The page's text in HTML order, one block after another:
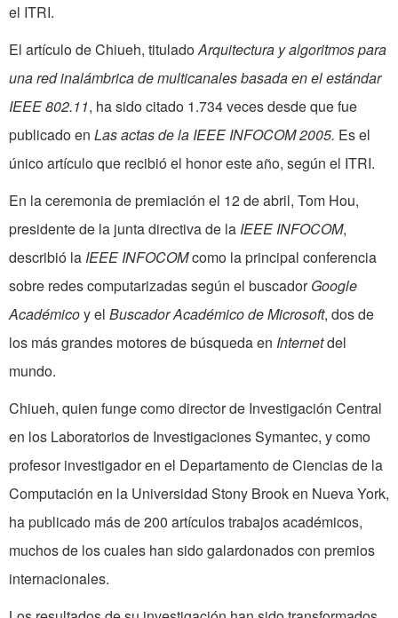
el ITRI.
El artículo de Chiueh, tituladoArquitectura y algoritmos para
una red inalámbrica de multicanales basada en el estándar
IEEE 802.11, ha sido citado 1.734 veces desde que fue
publicado en Lasactas de la IEEE INFOCOM 2005. Es el
único artículo que recibió el honor este año, según el ITRI.
En la ceremonia de premiación el 12 de abril, Tom Hou,
presidente de la junta directiva de la IEEE INFOCOM,
describió la IEEE INFOCOMcomo la principal conferencia
sobre redes computarizadas según el buscadorGoogle
Académicoy el Buscador Académico de Microsoft, dos de
los más grandes motores de búsqueda en Internetdel
mundo.
Chiueh, quien funge como director de Investigación Central
en los Laboratorios de Investigaciones Symantec, y como
profesor investigador en el Departamento de Ciencias de la
Computación en la Universidad Stony Brook en Nueva York,
ha publicado más de 200 artículos trabajos académicos,
muchos de los cuales han sido galardonados con premios
internacionales.